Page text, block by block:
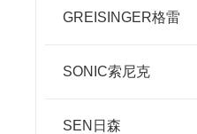
GREISINGER格雷
SONIC索尼克
SEN日森